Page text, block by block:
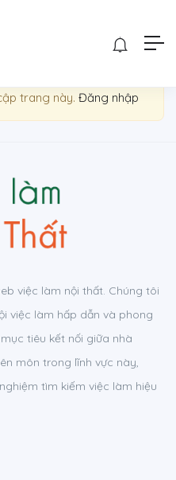
trang này. Đăng nhập
việc làm nội thất. Chúng tôi
việc làm hấp dẫn và phong
tiêu kết nối giữa nhà
môn trong lĩnh vực này,
tìm kiếm việc làm hiệu